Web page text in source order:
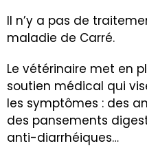
Il n’y a pas de
maladie de Carré.
Le vétérinaire met en
soutien médical qui
les symptômes : des
des pansements
anti-diarrhéiques…